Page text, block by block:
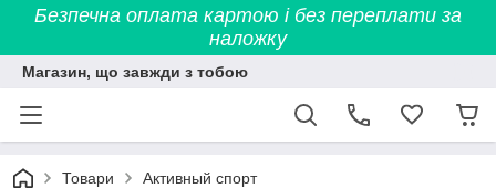
Безпечна оплата картою і без переплати за
наложку
Магазин, що завжди з тобою
Товари Активный спорт